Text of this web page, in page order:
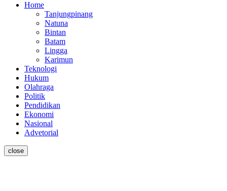
Home
Tanjungpinang
Natuna
Bintan
Batam
Lingga
Karimun
Teknologi
Hukum
Olahraga
Politik
Pendidikan
Ekonomi
Nasional
Advetorial
close